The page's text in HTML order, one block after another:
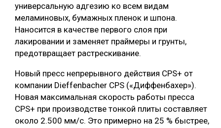
универсальную адгезию ко всем видам
меламиновых, бумажных пленок и шпона.
Наносится в качестве первого слоя при
лакировании и заменяет праймеры и грунты,
предотвращает растрескивание.
Новый пресс непрерывного действия CPS+ от
компании Dieffenbacher CPS («Диффенбахер»).
Новая максимальная скорость работы пресса
CPS+ при производстве тонкой плиты составляет
около 2.500 мм/с. Это примерно на 25 % быстрее,